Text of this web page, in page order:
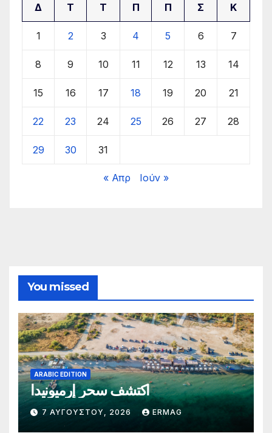
Δ Τ Τ Π Π Σ Κ
1 2 3 4 5 6 7
8 9 10 11 12 13 14
15 16 17 18 19 20 21
22 23 24 25 26 27 28
29 30 31
« Απρ Ιούν »
You missed
ARABIC EDITION
اكتشف سحر إرميونيدا
7 ΑΥΓΟΎΣΤΟΥ, 2026 ERMAG